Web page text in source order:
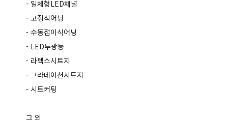
- 일체형LED채널
- 고정식어닝
- 수동접이식어닝
- LED투광등
- 라텍스시트지
- 그라데이션시트지
- 시트커팅
그 외